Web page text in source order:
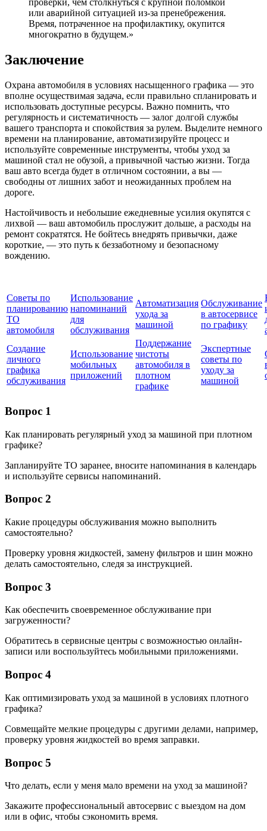
проверки, чем столкнуться с крупной поломкой
или аварийной ситуацией из-за пренебрежения.
Время, потраченное на профилактику, окупится
многократно в будущем.»
Заключение
Охрана автомобиля в условиях насыщенного графика — это
вполне осуществимая задача, если правильно спланировать и
использовать доступные ресурсы. Важно помнить, что
регулярность и систематичность — залог долгой службы
вашего транспорта и спокойствия за рулем. Выделите немного
времени на планирование, автоматизируйте процесс и
используйте современные инструменты, чтобы уход за
машиной стал не обузой, а привычной частью жизни. Тогда
ваш авто всегда будет в отличном состоянии, а вы —
свободны от лишних забот и неожиданных проблем на
дороге.
Настойчивость и небольшие ежедневные усилия окупятся с
лихвой — ваш автомобиль прослужит дольше, а расходы на
ремонт сократятся. Не бойтесь внедрять привычки, даже
короткие, — это путь к беззаботному и безопасному
вождению.
Советы по
планированию
ТО
автомобиля
Использование
напоминаний
для
обслуживания
Автоматизация
ухода за
машиной
Обслуживание
в автосервисе
по графику
Создание
личного
графика
обслуживания
Использование
мобильных
приложений
Поддержание
чистоты
автомобиля в
плотном
графике
Экспертные
советы по
уходу за
машиной
Вопрос 1
Как планировать регулярный уход за машиной при плотном
графике?
Запланируйте ТО заранее, вносите напоминания в календарь
и используйте сервисы напоминаний.
Вопрос 2
Какие процедуры обслуживания можно выполнить
самостоятельно?
Проверку уровня жидкостей, замену фильтров и шин можно
делать самостоятельно, следя за инструкцией.
Вопрос 3
Как обеспечить своевременное обслуживание при
загруженности?
Обратитесь в сервисные центры с возможностью онлайн-
записи или воспользуйтесь мобильными приложениями.
Вопрос 4
Как оптимизировать уход за машиной в условиях плотного
графика?
Совмещайте мелкие процедуры с другими делами, например,
проверку уровня жидкостей во время заправки.
Вопрос 5
Что делать, если у меня мало времени на уход за машиной?
Закажите профессиональный автосервис с выездом на дом
или в офис, чтобы сэкономить время.